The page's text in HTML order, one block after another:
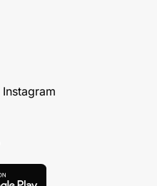
Instagram